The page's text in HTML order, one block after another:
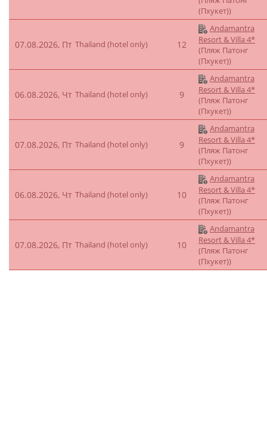
(Пхукет))
07.08.2026, Пт Thailand (hotel only) 12
Andamantra
Resort & Villa 4*
(Пляж Патонг
(Пхукет))
06.08.2026, Чт Thailand (hotel only) 9
Andamantra
Resort & Villa 4*
(Пляж Патонг
(Пхукет))
07.08.2026, Пт Thailand (hotel only) 9
Andamantra
Resort & Villa 4*
(Пляж Патонг
(Пхукет))
06.08.2026, Чт Thailand (hotel only) 10
Andamantra
Resort & Villa 4*
(Пляж Патонг
(Пхукет))
07.08.2026, Пт Thailand (hotel only) 10
Andamantra
Resort & Villa 4*
(Пляж Патонг
(Пхукет))